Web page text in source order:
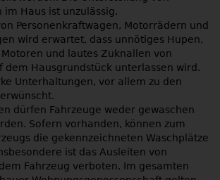
im Haus ist unzulässig.
Personenkraftwagen, Motorrädern und
wird erwartet, dass unnötiges Hupen,
Motoren und lautes Zuknallen von
dem Hausgrundstück unterlassen wird.
Unterhaltungen, vor allem zu den
dürfen Fahrzeuge weder gewaschen
Sofern vorhanden, können zum
die gekennzeichneten Waschplätze
ist das Ausleiten von
Fahrzeug verboten. Im gesamten